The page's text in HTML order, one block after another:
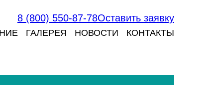
8 (800) 550-87-78Оставить заявку
ГАЛЕРЕЯ НОВОСТИ КОНТАКТЫ